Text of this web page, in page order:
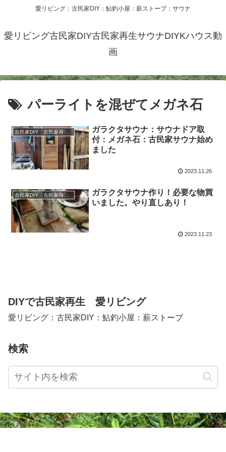
愛リビング：古民家DIY：鮎釣小屋：薪ストーブ：サウナ
愛リビング古民家DIY古民家再生サウナDIYKハウス動
画
パーライトを混ぜてメガネ石
古民家DIY 古民家再生 別荘 リフォーム 小屋 薪ストーブ
ガラクタサウナ：サウナドア取
付：メガネ石：古民家サウナ始め
ました
2023.11.26
古民家DIY 古民家再生 別荘 リフォーム 小屋 薪ストーブ
ガラクタサウナ作り！必要な物買
いました。やり直しあり！
2023.11.23
DIYで古民家再生 愛リビング
愛リビング：古民家DIY：鮎釣小屋：薪ストーブ
検索